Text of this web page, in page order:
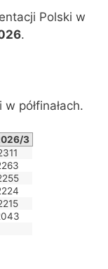
Polski w
.
półfinałach.
3